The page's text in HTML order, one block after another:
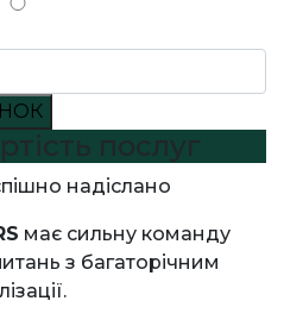
послуг
надіслано
має сильну команду
з багаторічним